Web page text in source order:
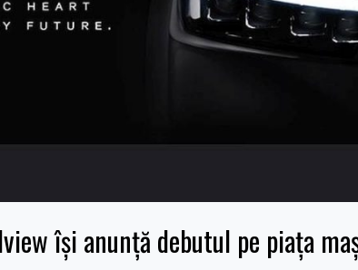
își anunță debutul pe piața